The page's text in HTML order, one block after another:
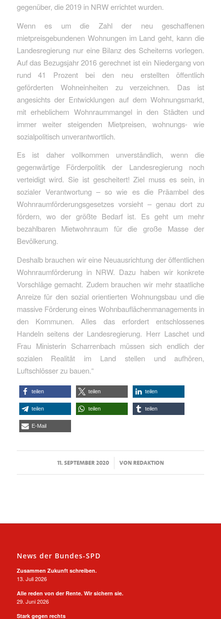
gegenüber, die 2019 in NRW errichtet wurden.
Wenn es um die Zahl der neu geschaffenen
mietpreisgebundenen Wohnungen im Land geht, kann die
Landesregierung nur eine Bilanz des Scheiterns vorlegen.
Auf das Bezugsjahr 2016 gerechnet ist ein Niedergang von
rund 41 Prozent bei den neu erstellten öffentlich
geförderten Wohneinheiten zu verzeichnen. Das ist
angesichts der Entwicklungen auf dem Wohnungsmarkt,
mit erheblichem Wohnraummangel in den Städten und
immer weiter steigenden Mietpreisen, wohnungs- wie
sozialpolitisch unverantwortlich.
Es ist daher vollkommen unverständlich, wenn die
gegenwärtige Förderpolitik der Landesregierung noch
verteidigt wird. Sie ist gescheitert! Ziel muss es sein, in
sozialer Verantwortung – so wie es die Präambel des
Wohnraumförderungsgesetzes vorsieht – genau dort zu
fördern, wo der größte Bedarf ist. Es geht um mehr
bezahlbaren Mietwohnraum für die große Masse der
Bevölkerung.
Deshalb brauchen wir eine Neuausrichtung der öffentlichen
Wohnraumförderung in NRW. Dazu haben wir konkrete
Vorschläge gemacht. Zudem brauchen wir mehr staatliche
Anreize für den sozial orientierten Wohnungsbau und die
massive Förderung eines Wohnbauflächenmanagements in
den Kommunen. Alles das erfordert entschlossenes
Handeln seitens der Landesregierung. Herr Laschet und
Frau Ministerin Scharrenbach müssen sich endlich der
sozialen Realität im Land stellen und aufhören,
Luftschlösser zu bauen.“
teilen teilen teilen
teilen teilen teilen
E-Mail
11. SEPTEMBER 2020
/ VONREDAKTION
News der Bundes-SPD
Zusammen Zukunft schreiben.
13. Juli 2026
Alle reden von der Rente. Wir sichern sie.
29. Juni 2026
Stark gegen rechts